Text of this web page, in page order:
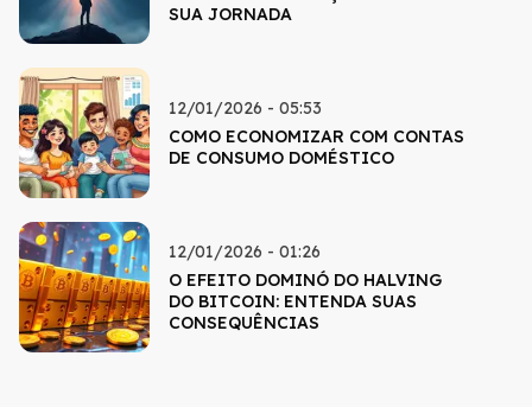
SUA JORNADA
12/01/2026 - 05:53
COMO ECONOMIZAR COM CONTAS
DE CONSUMO DOMÉSTICO
12/01/2026 - 01:26
O EFEITO DOMINÓ DO HALVING
DO BITCOIN: ENTENDA SUAS
CONSEQUÊNCIAS